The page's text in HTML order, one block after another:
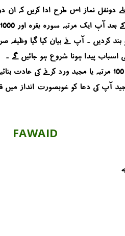
آپ کی دعا کو خوبصورت انداز میں
FAWAID